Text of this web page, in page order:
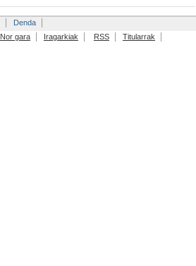
Denda
Nor gara Iragarkiak RSS Titularrak